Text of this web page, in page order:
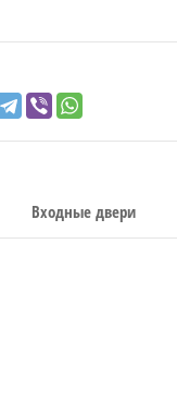
Входные двери